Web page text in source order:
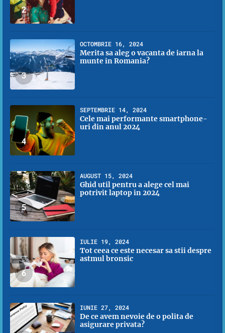
2
3
OCTOMBRIE 16, 2024
Merita sa aleg o vacanta de iarna la
munte in Romania?
4
SEPTEMBRIE 14, 2024
Cele mai performante smartphone-
uri din anul 2024
5
AUGUST 15, 2024
Ghid util pentru a alege cel mai
potrivit laptop in 2024
6
IULIE 19, 2024
Tot ceea ce este necesar sa stii despre
astmul bronsic
IUNIE 27, 2024
De ce avem nevoie de o polita de
asigurare privata?